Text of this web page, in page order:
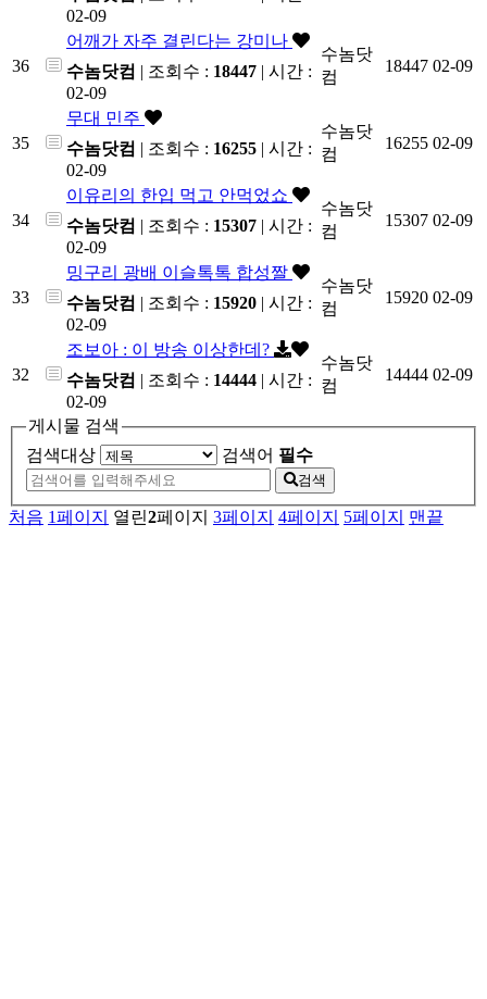
02-09
36
어깨가 자주 결린다는 강미나
수놈닷컴 | 조회수 : 18447 | 시간 :
02-09
수놈닷
컴
18447 02-09
35
무대 민주
수놈닷컴 | 조회수 : 16255 | 시간 :
02-09
수놈닷
컴
16255 02-09
34
이유리의 한입 먹고 안먹었쇼
수놈닷컴 | 조회수 : 15307 | 시간 :
02-09
수놈닷
컴
15307 02-09
33
밍구리 광배 이슬톡톡 합성짤
수놈닷컴 | 조회수 : 15920 | 시간 :
02-09
수놈닷
컴
15920 02-09
32
조보아 : 이 방송 이상한데?
수놈닷컴 | 조회수 : 14444 | 시간 :
02-09
수놈닷
컴
14444 02-09
게시물 검색
검색대상
검색어 필수
검색
처음 1페이지 열린2페이지 3페이지 4페이지 5페이지 맨끝